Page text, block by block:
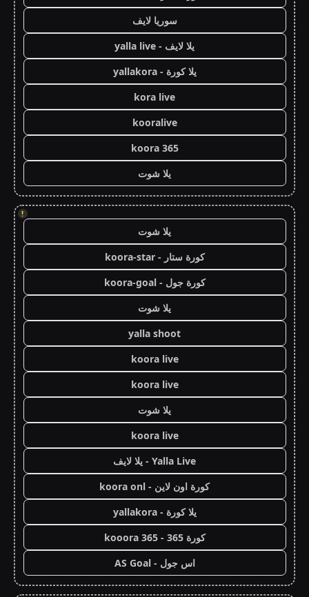
سوريا لايف
يلا لايف - yalla live
يلا كورة - yallakora
kora live
kooralive
koora 365
يلا شوت
!
يلا شوت
كورة ستار - koora-star
كورة جول - koora-goal
يلا شوت
yalla shoot
koora live
koora live
يلا شوت
koora live
Yalla Live - يلا لايف
كورة اون لاين - koora onl
يلا كورة - yallakora
كورة 365 - kooora 365
اس جول - AS Goal